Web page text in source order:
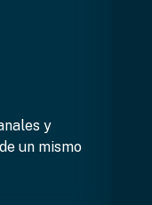
y
un mismo